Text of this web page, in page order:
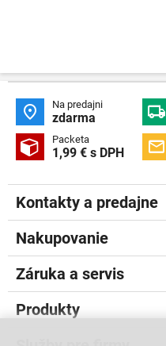
 Na predajni
zdarma 
 Packeta
1,99 € s DPH 
Kontakty a predajne
Nakupovanie
Záruka a servis
Produkty